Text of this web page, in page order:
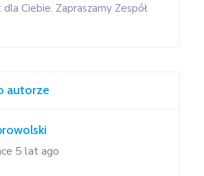
Ciebie. Zapraszamy Zespół
autorze
5 lat ago